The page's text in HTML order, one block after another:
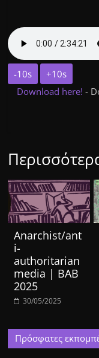
-10s
+10s
Download here!-
Anarchist/ant
i-
authoritarian
media | BAB
2025
30/05/2025
Πρόσφατες